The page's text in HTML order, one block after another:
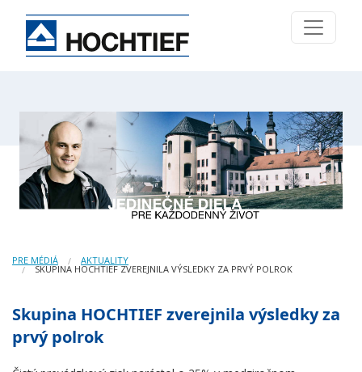
PRE MÉDIÁ AKTUALITY
SKUPINA HOCHTIEF ZVEREJNILA VÝSLEDKY ZA PRVÝ POLROK
Skupina HOCHTIEF zverejnila výsledky za
prvý polrok